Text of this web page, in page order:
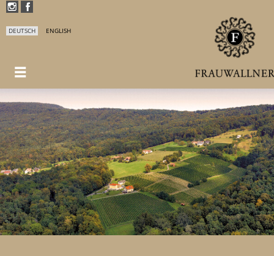
DEUTSCH ENGLISH